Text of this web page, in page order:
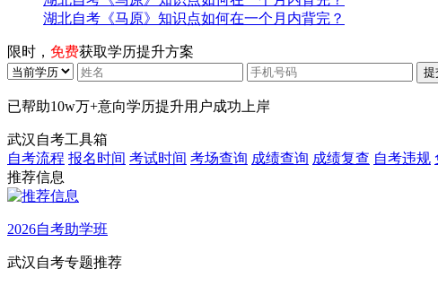
湖北自考《马原》知识点如何在一个月内背完？
限时， 免费获取学历提升方案
已帮助10w万+意向学历提升用户成功上岸
武汉自考工具箱
自考流程 报名时间 考试时间 考场查询 成绩查询 成绩复查 自考违规
推荐信息
2026自考助学班
武汉自考专题推荐